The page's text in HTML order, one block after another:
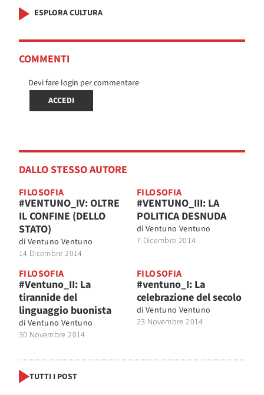
ESPLORA CULTURA
COMMENTI
Devi fare login per commentare
ACCEDI
DALLO STESSO AUTORE
FILOSOFIA
#VENTUNO_IV: OLTRE
IL CONFINE (DELLO
STATO)
di Ventuno Ventuno
14 Dicembre 2014
FILOSOFIA
#VENTUNO_III: LA
POLITICA DESNUDA
di Ventuno Ventuno
7 Dicembre 2014
FILOSOFIA
#Ventuno_II: La
tirannide del
linguaggio buonista
di Ventuno Ventuno
30 Novembre 2014
FILOSOFIA
#ventuno_I: La
celebrazione del secolo
di Ventuno Ventuno
23 Novembre 2014
TUTTI I POST